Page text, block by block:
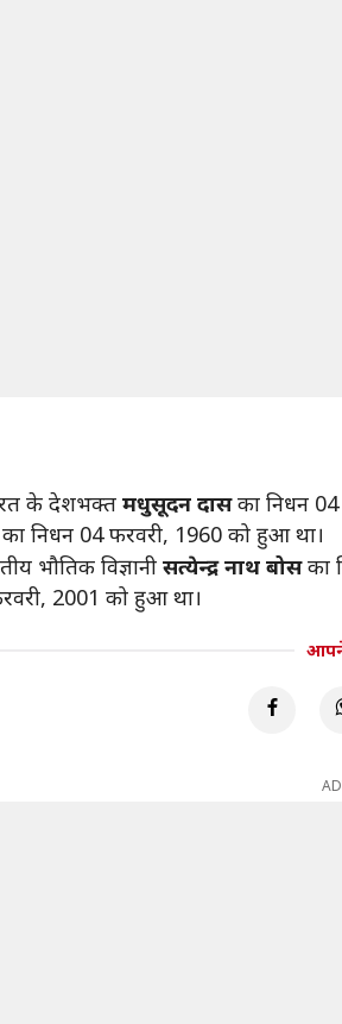
के देशभक्त मधुसूदन दासका निधन
का निधन 04 फरवरी, 1960 को हुआ था।
भौतिक विज्ञानी सत्येन्द्र नाथ बोसका
2001 को हुआ था।
आपने